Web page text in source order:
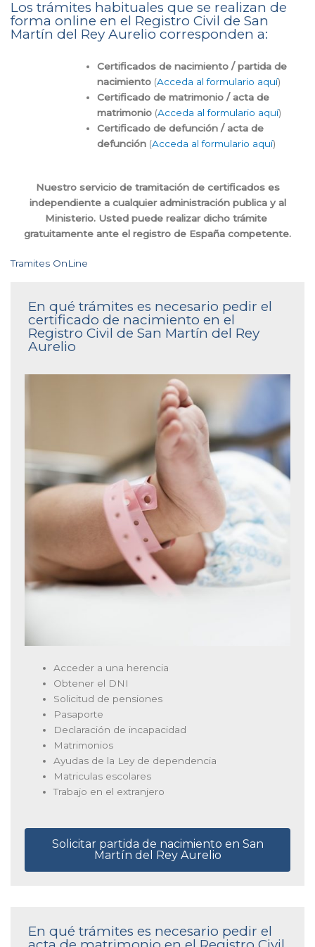
Los trámites habituales que se realizan de
forma online en el Registro Civil de San
Martín del Rey Aurelio corresponden a:
Certificados de nacimiento / partida de
nacimiento (Acceda al formulario aquí)
Certificado de matrimonio / acta de
matrimonio (Acceda al formulario aquí)
Certificado de defunción / acta de
defunción (Acceda al formulario aquí)
Nuestro servicio de tramitación de certificados es
independiente a cualquier administración publica y al
Ministerio. Usted puede realizar dicho trámite
gratuitamente ante el registro de España competente.
Tramites OnLine
En qué trámites es necesario pedir el
certificado de nacimiento en el
Registro Civil de San Martín del Rey
Aurelio
Acceder a una herencia
Obtener el DNI
Solicitud de pensiones
Pasaporte
Declaración de incapacidad
Matrimonios
Ayudas de la Ley de dependencia
Matriculas escolares
Trabajo en el extranjero
Solicitar partida de nacimiento en San
Martín del Rey Aurelio
En qué trámites es necesario pedir el